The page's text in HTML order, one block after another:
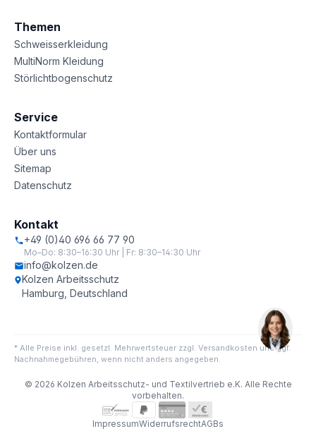
Themen
Schweisserkleidung
MultiNorm Kleidung
Störlichtbogenschutz
Service
Kontaktformular
Über uns
Sitemap
Datenschutz
Kontakt
+49 (0)40 696 66 77 90
Mo–Do: 8:30–16:30 Uhr | Fr: 8:30–14:30 Uhr
info@kolzen.de
Kolzen Arbeitsschutz
Hamburg, Deutschland
* Alle Preise inkl. gesetzl. Mehrwertsteuer zzgl. Versandkosten und ggf.
Nachnahmegebühren, wenn nicht anders angegeben.
© 2026 Kolzen Arbeitsschutz- und Textilvertrieb e.K. Alle Rechte
vorbehalten.
ImpressumWiderrufsrechtAGBs